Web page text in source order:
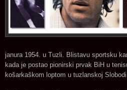
janura 1954. u Tuzli. Blistavu sportsku
kada je postao pionirski prvak BiH u
košarkaškom loptom u tuzlanskoj